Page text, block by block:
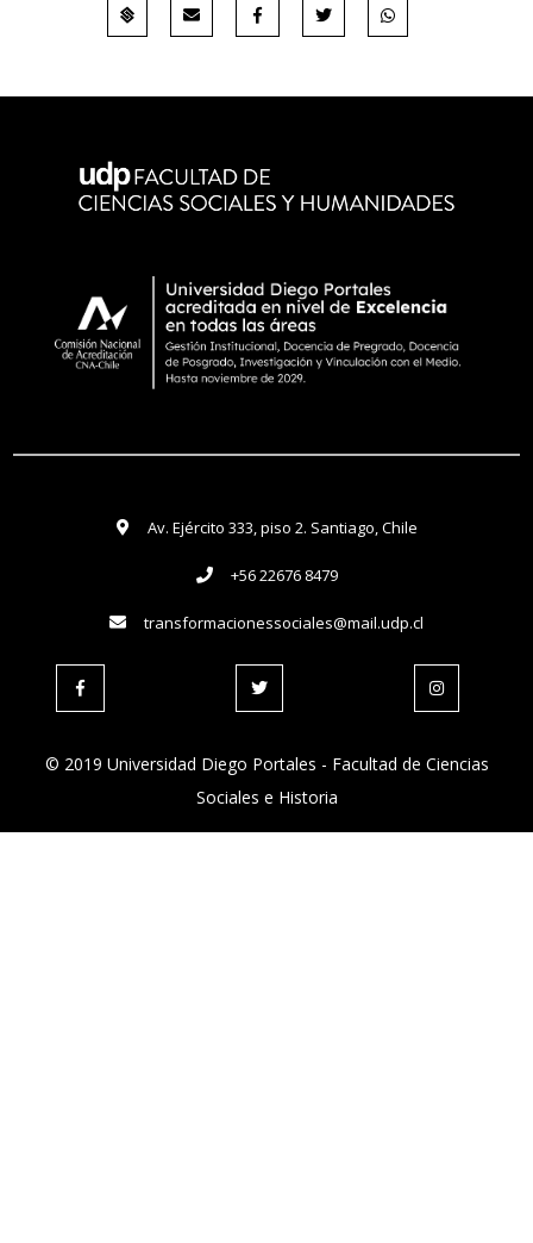
Av. Ejército 333, piso 2. Santiago, Chile
+56 22676 8479
transformacionessociales@mail.udp.cl
© 2019 Universidad Diego Portales - Facultad de Ciencias
Sociales e Historia